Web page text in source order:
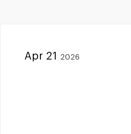
Apr 21 2026